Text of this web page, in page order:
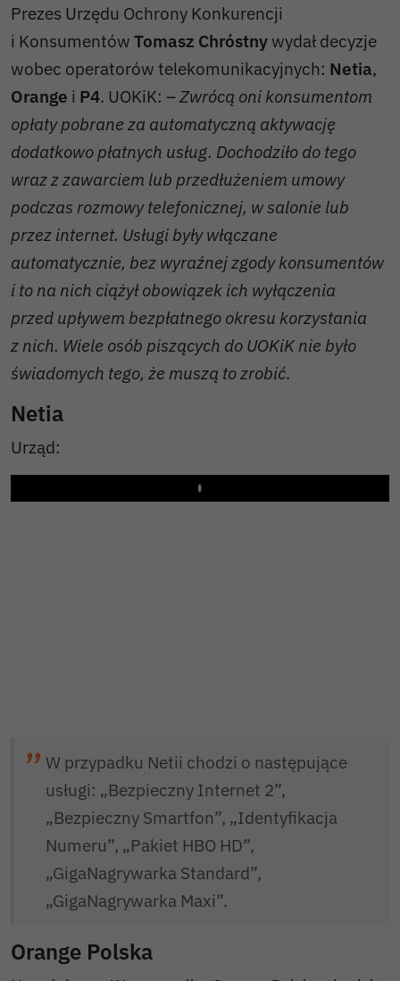
Prezes Urzędu Ochrony Konkurencji
i Konsumentów Tomasz Chróstnywydał decyzje
wobec operatorów telekomunikacyjnych: Netia,
Orange i P4. UOKiK: –Zwrócą oni konsumentom
opłaty pobrane za automatyczną aktywację
dodatkowo płatnych usług. Dochodziło do tego
wraz z zawarciem lub przedłużeniem umowy
podczas rozmowy telefonicznej, w salonie lub
przez internet. Usługi były włączane
automatycznie, bez wyraźnej zgody konsumentów
i to na nich ciążył obowiązek ich wyłączenia
przed upływem bezpłatnego okresu korzystania
z nich. Wiele osób piszących do UOKiK nie było
świadomych tego, że muszą to zrobić.
Netia
Urząd:
Play
W przypadku Netii chodzi o następujące
usługi: „Bezpieczny Internet 2”,
„Bezpieczny Smartfon”, „Identyfikacja
Numeru”, „Pakiet HBO HD”,
„GigaNagrywarka Standard”,
„GigaNagrywarka Maxi”.
Orange Polska